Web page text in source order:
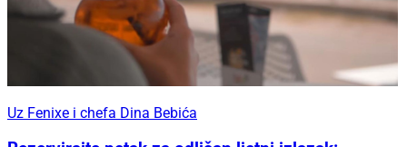
Uz Fenixe i chefa Dina Bebića